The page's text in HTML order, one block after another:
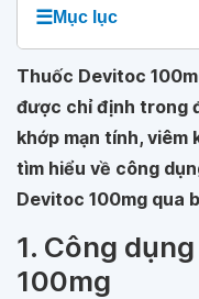
☰Mục lục
Thuốc Devitoc
được chỉ định trong
khớp mạn tính, viêm
tìm hiểu về công
Devitoc 100mg qua
1. Công
100mg